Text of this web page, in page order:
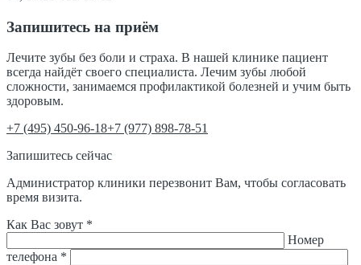
Запишитесь на приём
Лечите зубы без боли и страха. В нашей клинике пациент
всегда найдёт своего специалиста. Лечим зубы любой
сложности, занимаемся профилактикой болезней и учим быть
здоровым.
‎+7 (495) 450-96-18+7 (977) 898-78-51
Запишитесь сейчас
Администратор клиники перезвонит Вам, чтобы согласовать
время визита.
Как Вас зовут *
Номер
телефона *